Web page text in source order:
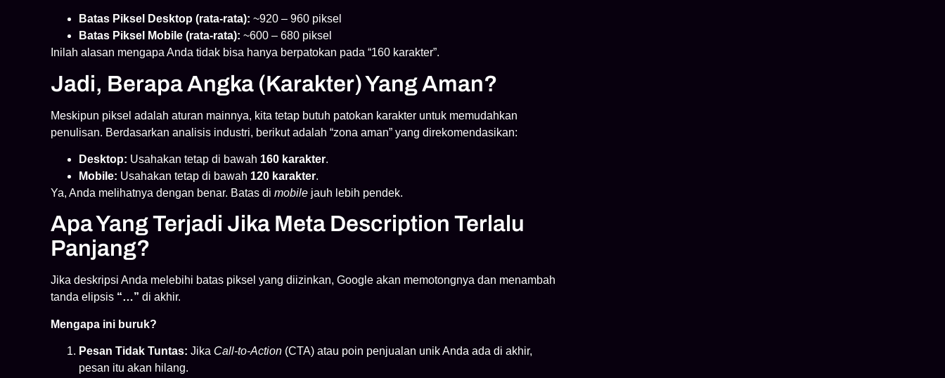
Batas Piksel Desktop (rata-rata): ~920 – 960 piksel
Batas Piksel Mobile (rata-rata): ~600 – 680 piksel
Inilah alasan mengapa Anda tidak bisa hanya berpatokan pada “160 karakter”.
Jadi, Berapa Angka (Karakter) Yang Aman?
Meskipun piksel adalah aturan mainnya, kita tetap butuh patokan karakter untuk memudahkan
penulisan. Berdasarkan analisis industri, berikut adalah “zona aman” yang direkomendasikan:
Desktop: Usahakan tetap di bawah 160 karakter.
Mobile: Usahakan tetap di bawah 120 karakter.
Ya, Anda melihatnya dengan benar. Batas di mobile jauh lebih pendek.
Apa Yang Terjadi Jika Meta Description Terlalu
Panjang?
Jika deskripsi Anda melebihi batas piksel yang diizinkan, Google akan memotongnya dan menambah
tanda elipsis “…” di akhir.
Mengapa ini buruk?
Pesan Tidak Tuntas: Jika Call-to-Action (CTA) atau poin penjualan unik Anda ada di akhir,
pesan itu akan hilang.